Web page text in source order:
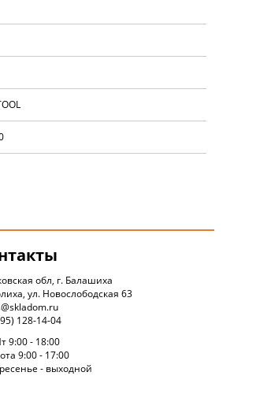
обл, г. Балашиха
ул. Новослободская 63
128-14-04
9:00 - 18:00
9:00 - 17:00
- выходной